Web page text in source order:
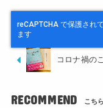
コロナ禍の
RECOMMEND